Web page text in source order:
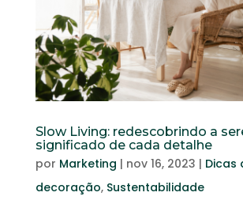
Slow Living: redescobrindo a
significado de cada detalhe
por Marketing | nov 16, 2023 | Dicas
decoração, Sustentabilidade